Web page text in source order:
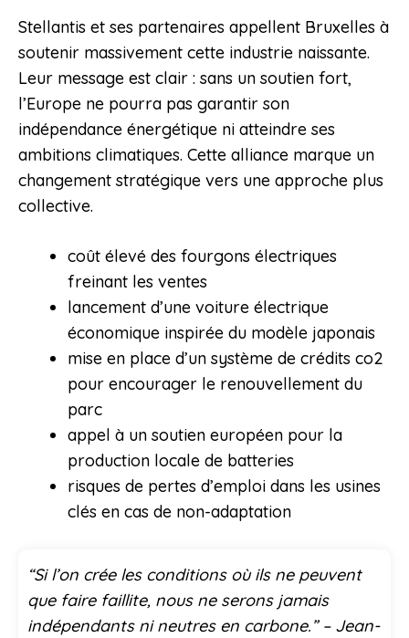
Stellantis et ses partenaires appellent Bruxelles à
soutenir massivement cette industrie naissante.
Leur message est clair : sans un soutien fort,
l’Europe ne pourra pas garantir son
indépendance énergétique ni atteindre ses
ambitions climatiques. Cette alliance marque un
changement stratégique vers une approche plus
collective.
coût élevé des fourgons électriques
freinant les ventes
lancement d’une voiture électrique
économique inspirée du modèle japonais
mise en place d’un système de crédits co2
pour encourager le renouvellement du
parc
appel à un soutien européen pour la
production locale de batteries
risques de pertes d’emploi dans les usines
clés en cas de non-adaptation
“Si l’on crée les conditions où ils ne peuvent
que faire faillite, nous ne serons jamais
indépendants ni neutres en carbone.” – Jean-